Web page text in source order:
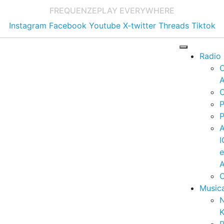
FREQUENZEPLAY EVERYWHERE
Instagram Facebook Youtube X-twitter Threads Tiktok
Radio
e